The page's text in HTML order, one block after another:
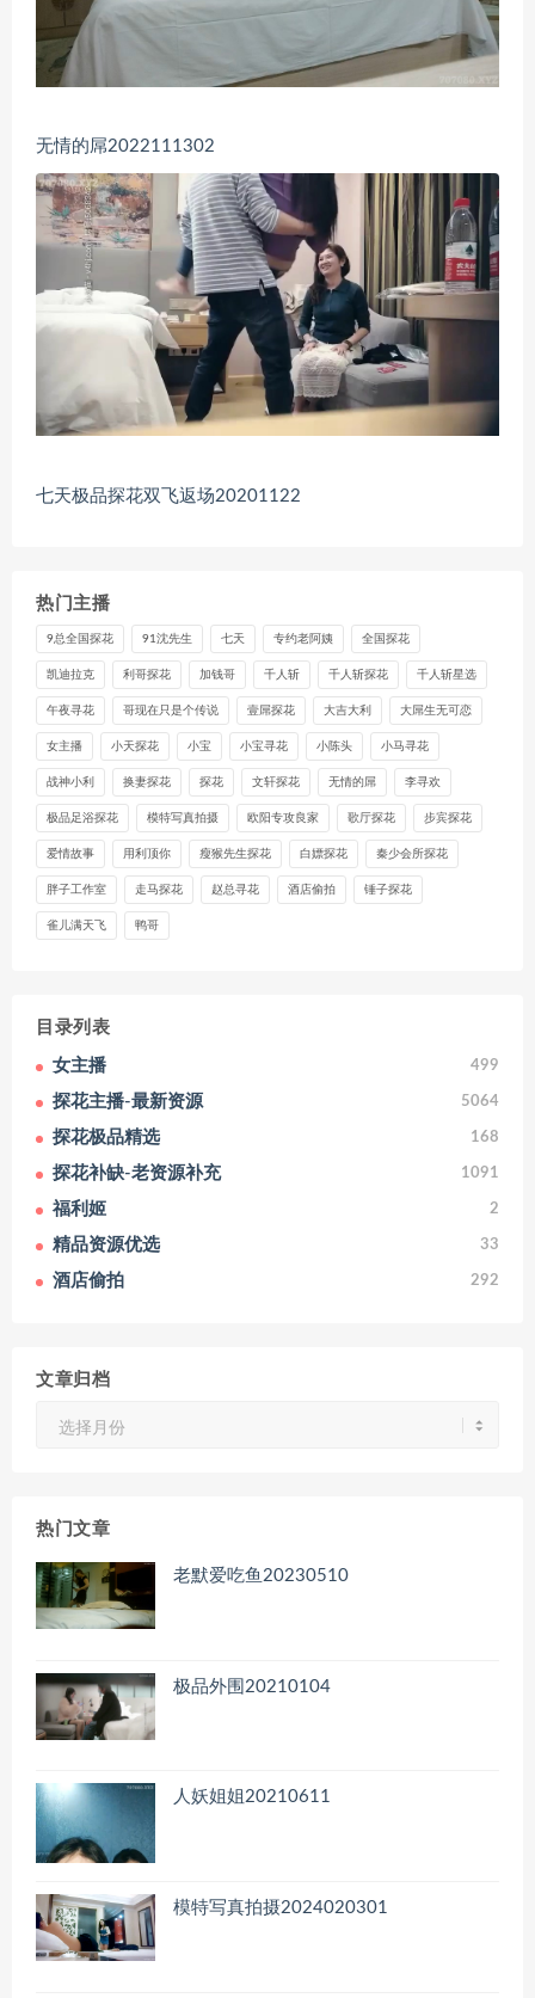
无情的屌2022111302
七天极品探花双飞返场20201122
热门主播
9总全国探花 91沈先生 七天 专约老阿姨 全国探花
凯迪拉克 利哥探花 加钱哥 千人斩 千人斩探花 千人斩星选
午夜寻花 哥现在只是个传说 壹屌探花 大吉大利 大屌生无可恋
女主播 小天探花 小宝 小宝寻花 小陈头 小马寻花
战神小利 换妻探花 探花 文轩探花 无情的屌 李寻欢
极品足浴探花 模特写真拍摄 欧阳专攻良家 歌厅探花 步宾探花
爱情故事 用利顶你 瘦猴先生探花 白嫖探花 秦少会所探花
胖子工作室 走马探花 赵总寻花 酒店偷拍 锤子探花
雀儿满天飞 鸭哥
目录列表
女主播 499
探花主播-最新资源 5064
探花极品精选 168
探花补缺-老资源补充 1091
福利姬 2
精品资源优选 33
酒店偷拍 292
文章归档
热门文章
老默爱吃鱼20230510
极品外围20210104
人妖姐姐20210611
模特写真拍摄2024020301